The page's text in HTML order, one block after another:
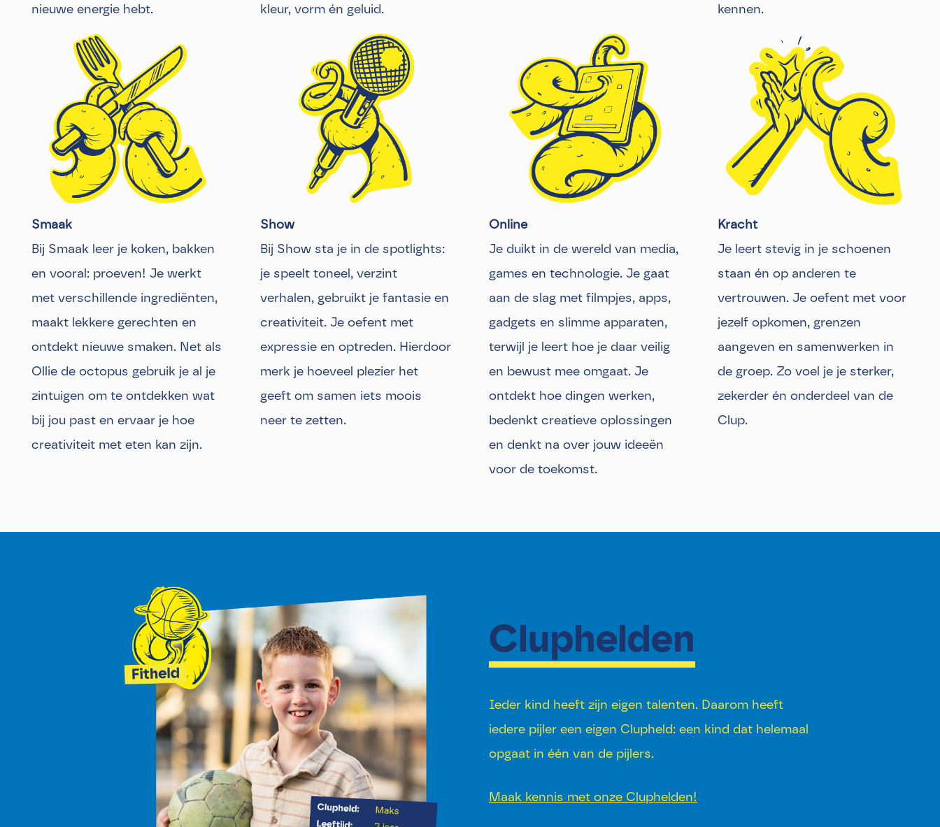
nieuwe energie hebt.
kleur, vorm én geluid.
kennen.
Smaak
Bij Smaak leer je koken, bakken
en vooral: proeven! Je werkt
met verschillende ingrediënten,
maakt lekkere gerechten en
ontdekt nieuwe smaken. Net als
Ollie de octopus gebruik je al je
zintuigen om te ontdekken wat
bij jou past en ervaar je hoe
creativiteit met eten kan zijn.
Show
Bij Show sta je in de spotlights:
je speelt toneel, verzint
verhalen, gebruikt je fantasie en
creativiteit. Je oefent met
expressie en optreden. Hierdoor
merk je hoeveel plezier het
geeft om samen iets moois
neer te zetten.
Online
Je duikt in de wereld van media,
games en technologie. Je gaat
aan de slag met filmpjes, apps,
gadgets en slimme apparaten,
terwijl je leert hoe je daar veilig
en bewust mee omgaat. Je
ontdekt hoe dingen werken,
bedenkt creatieve oplossingen
en denkt na over jouw ideeën
voor de toekomst.
Kracht
Je leert stevig in je schoenen
staan én op anderen te
vertrouwen. Je oefent met voor
jezelf opkomen, grenzen
aangeven en samenwerken in
de groep. Zo voel je je sterker,
zekerder én onderdeel van de
Clup.
Cluphelden
Ieder kind heeft zijn eigen talenten. Daarom heeft
iedere pijler een eigen Clupheld: een kind dat helemaal
opgaat in één van de pijlers.
Maak kennis met onze Cluphelden!